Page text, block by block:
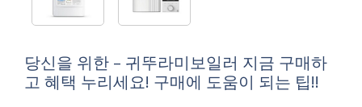
당신을 위한 – 귀뚜라미보일러 지금 구매하
고 혜택 누리세요! 구매에 도움이 되는 팁!!